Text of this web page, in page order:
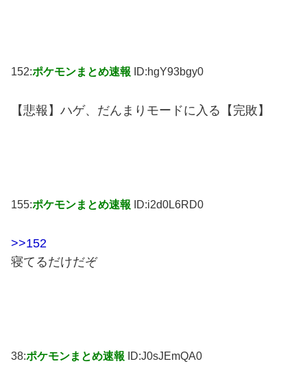
152:ポケモンまとめ速報 ID:hgY93bgy0
【悲報】ハゲ、だんまりモードに入る【完敗】
155:ポケモンまとめ速報 ID:i2d0L6RD0
>>152
寝てるだけだぞ
38:ポケモンまとめ速報 ID:J0sJEmQA0